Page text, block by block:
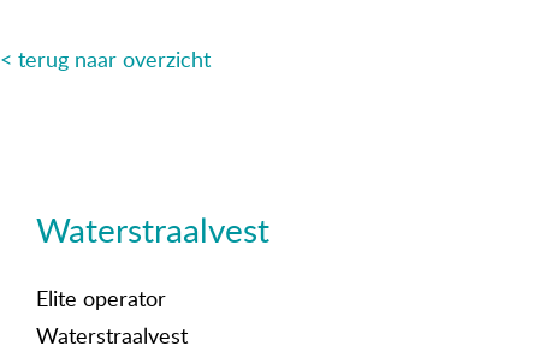
< terug naar overzicht
Waterstraalvest
Elite operator
Waterstraalvest